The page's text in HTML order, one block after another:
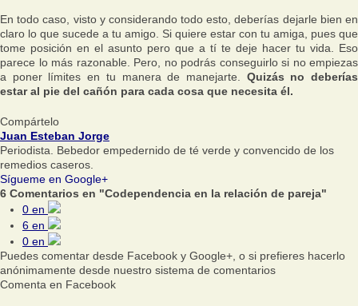
En todo caso, visto y considerando todo esto, deberías dejarle bien en
claro lo que sucede a tu amigo. Si quiere estar con tu amiga, pues que
tome posición en el asunto pero que a tí te deje hacer tu vida. Eso
parece lo más razonable. Pero, no podrás conseguirlo si no empiezas
a poner límites en tu manera de manejarte.
Quizás no deberías
estar al pie del cañón para cada cosa que necesita él.
Compártelo
Juan Esteban Jorge
Periodista. Bebedor empedernido de té verde y convencido de los
remedios caseros.
Sígueme en Google+
6 Comentarios en "Codependencia en la relación de pareja"
0 en
6 en
0 en
Puedes comentar desde Facebook y Google+, o si prefieres hacerlo
anónimamente desde nuestro sistema de comentarios
Comenta en Facebook